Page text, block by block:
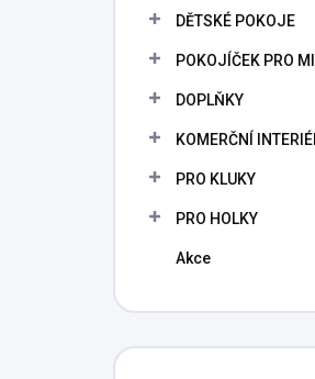
DĚTSKÉ POKOJE
POKOJÍČEK PRO
DOPLŇKY
KOMERČNÍ
PRO KLUKY
PRO HOLKY
Akce